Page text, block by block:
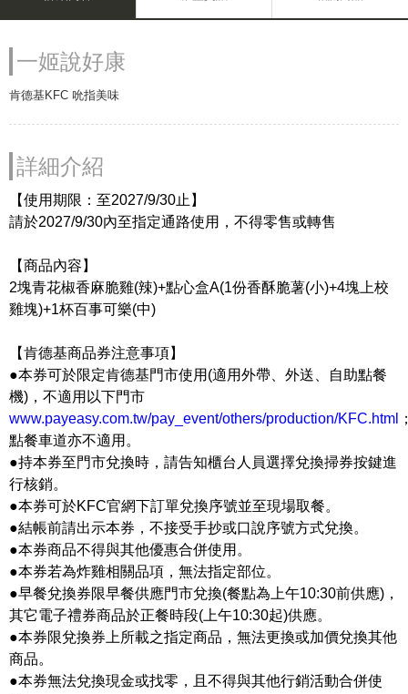
一姬說好康
肯德基KFC 吮指美味
詳細介紹
【使用期限：至2027/9/30止】
請於2027/9/30內至指定通路使用，不得零售或轉售
【商品內容】
2塊青花椒香麻脆雞(辣)+點心盒A(1份香酥脆薯(小)+4塊上校
雞塊)+1杯百事可樂(中)
【肯德基商品券注意事項】
●本券可於限定肯德基門市使用(適用外帶、外送、自助點餐
機)，不適用以下門市
www.payeasy.com.tw/pay_event/others/production/KFC.html
點餐車道亦不適用。
●持本券至門市兌換時，請告知櫃台人員選擇兌換掃券按鍵進
行核銷。
●本券可於KFC官網下訂單兌換序號並至現場取餐。
●結帳前請出示本券，不接受手抄或口說序號方式兌換。
●本券商品不得與其他優惠合併使用。
●本券若為炸雞相關品項，無法指定部位。
●早餐兌換券限早餐供應門市兌換(餐點為上午10:30前供應)，
其它電子禮券商品於正餐時段(上午10:30起)供應。
●本券限兌換券上所載之指定商品，無法更換或加價兌換其他
商品。
●本券無法兌換現金或找零，且不得與其他行銷活動合併使